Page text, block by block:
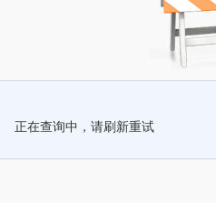
正在查询中，请刷新重试